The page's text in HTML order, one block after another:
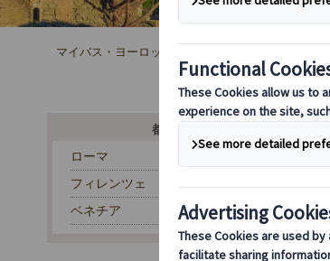
マイバス・ヨーロッパ
都市から探す
ローマ
フィレンツェ
ベネチア